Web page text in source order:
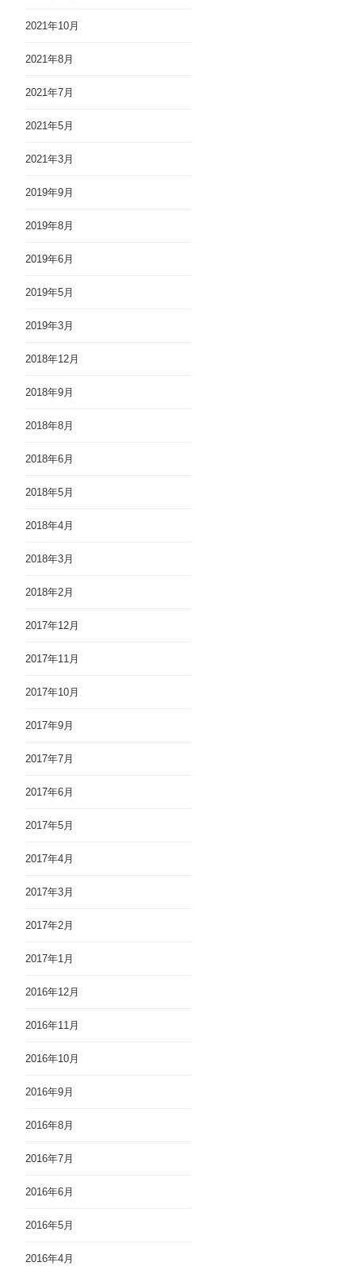
2021年10月
2021年8月
2021年7月
2021年5月
2021年3月
2019年9月
2019年8月
2019年6月
2019年5月
2019年3月
2018年12月
2018年9月
2018年8月
2018年6月
2018年5月
2018年4月
2018年3月
2018年2月
2017年12月
2017年11月
2017年10月
2017年9月
2017年7月
2017年6月
2017年5月
2017年4月
2017年3月
2017年2月
2017年1月
2016年12月
2016年11月
2016年10月
2016年9月
2016年8月
2016年7月
2016年6月
2016年5月
2016年4月